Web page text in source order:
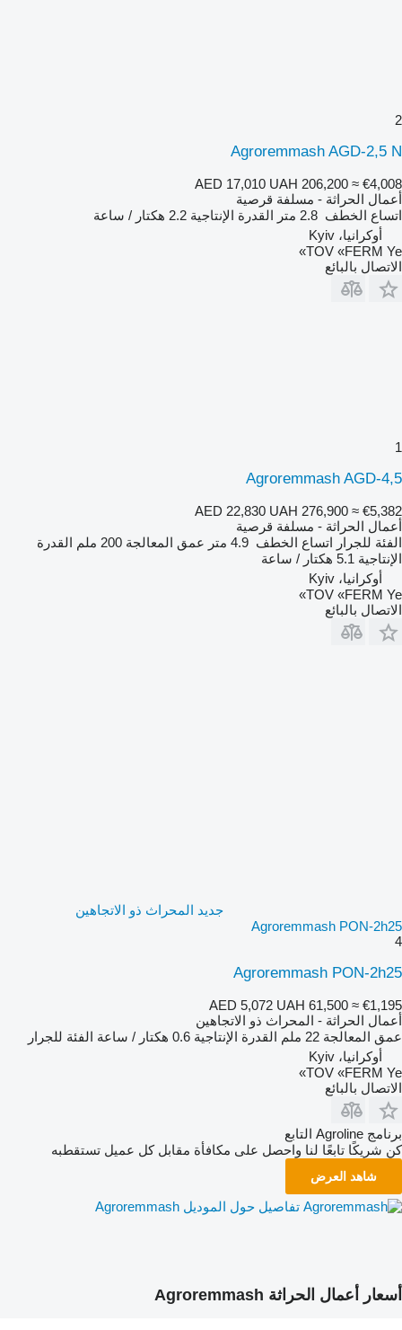
2
Agroremmash AGD-2,5 N
AED 17,010 UAH 206,200 ≈ €4,008
أعمال الحراثة - مسلفة قرصية
اتساع الخطف 2.8 متر القدرة الإنتاجية 2.2 هكتار / ساعة
أوكرانيا، Kyiv
TOV «FERM Ye»
الاتصال بالبائع
1
Agroremmash AGD-4,5
AED 22,830 UAH 276,900 ≈ €5,382
أعمال الحراثة - مسلفة قرصية
الفئة للجرار اتساع الخطف 4.9 متر عمق المعالجة 200 ملم
القدرة
الإنتاجية 5.1 هكتار / ساعة
أوكرانيا، Kyiv
TOV «FERM Ye»
الاتصال بالبائع
جديد المحراث ذو الاتجاهين
Agroremmash PON-2h25
4
Agroremmash PON-2h25
AED 5,072 UAH 61,500 ≈ €1,195
أعمال الحراثة - المحراث ذو الاتجاهين
عمق المعالجة 22 ملم القدرة الإنتاجية 0.6 هكتار / ساعة الفئة للجرار
أوكرانيا، Kyiv
TOV «FERM Ye»
الاتصال بالبائع
برنامج Agroline التابع
كن شريكًا تابعًا لنا واحصل على مكافأة مقابل كل عميل تستقطبه
شاهد العرض
تفاصيل حول الموديل Agroremmash
أسعار أعمال الحراثة Agroremmash